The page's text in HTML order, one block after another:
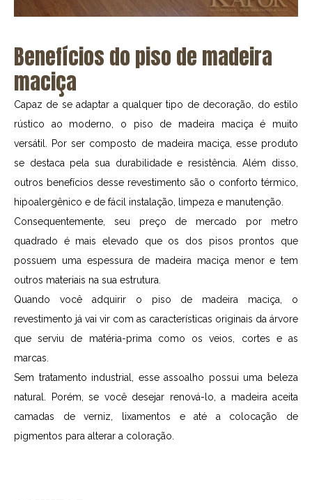
Benefícios do piso de madeira
maciça
Capaz de se adaptar a qualquer tipo de decoração, do estilo
rústico ao moderno, o piso de madeira maciça é muito
versátil. Por ser composto de madeira maciça, esse produto
se destaca pela sua durabilidade e resistência. Além disso,
outros benefícios desse revestimento são o conforto térmico,
hipoalergênico e de fácil instalação, limpeza e manutenção.
Consequentemente, seu preço de mercado por metro
quadrado é mais elevado que os dos pisos prontos que
possuem uma espessura de madeira maciça menor e tem
outros materiais na sua estrutura.
Quando você adquirir o piso de madeira maciça, o
revestimento já vai vir com as características originais da árvore
que serviu de matéria-prima como os veios, cortes e as
marcas.
Sem tratamento industrial, esse assoalho possui uma beleza
natural. Porém, se você desejar renová-lo, a madeira aceita
camadas de verniz, lixamentos e até a colocação de
pigmentos para alterar a coloração.